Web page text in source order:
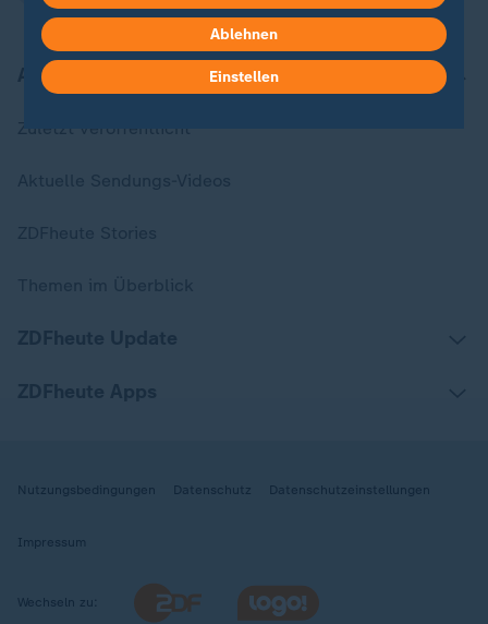
Aktuell bei ZDFheute
Zuletzt veröffentlicht
Nutzungsbedingungen Datenschutz Datenschutzeinstellungen
Impressum
Wechseln zu:
Ablehnen
Einstellen